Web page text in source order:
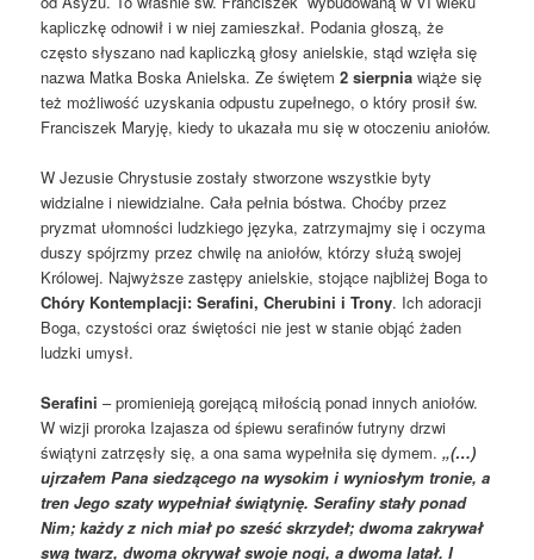
kapliczkę odnowił i w niej zamieszkał. Podania głoszą, że
często słyszano nad kapliczką głosy anielskie, stąd wzięła się
nazwa Matka Boska Anielska. Ze świętem2 sierpnia wiąże się
też możliwość uzyskania odpustu zupełnego, o który prosił św.
Franciszek Maryję, kiedy to ukazała mu się w otoczeniu aniołów.
W Jezusie Chrystusie zostały stworzone wszystkie byty
widzialne i niewidzialne. Cała pełnia bóstwa. Choćby przez
pryzmat ułomności ludzkiego języka, zatrzymajmy się i oczyma
duszy spójrzmy przez chwilę na aniołów, którzy służą swojej
Królowej. Najwyższe zastępy anielskie, stojące najbliżej Boga to
Chóry Kontemplacji: Serafini, Cherubini i Trony. Ich adoracji
Boga, czystości oraz świętości nie jest w stanie objąć żaden
ludzki umysł.
Serafini– promienieją gorejącą miłością ponad innych aniołów.
W wizji proroka Izajasza od śpiewu serafinów futryny drzwi
świątyni zatrzęsły się, a ona sama wypełniła się dymem.„(…)
ujrzałem Pana siedzącego na wysokim i wyniosłym tronie, a
tren Jego szaty wypełniał świątynię. Serafiny stały ponad
Nim; każdy z nich miał po sześć skrzydeł; dwoma zakrywał
swą twarz, dwoma okrywał swoje nogi, a dwoma latał. I